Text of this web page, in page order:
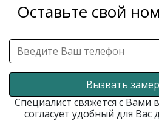
Оставьте свой
Вызвать
Специалист свяжется с
согласует удобный для Вас